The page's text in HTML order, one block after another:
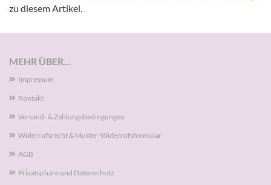
zu diesem Artikel.
MEHR ÜBER...
Impressum
Kontakt
Versand- & Zahlungsbedingungen
Widerrufsrecht & Muster-Widerrufsformular
AGB
Privatsphäre und Datenschutz